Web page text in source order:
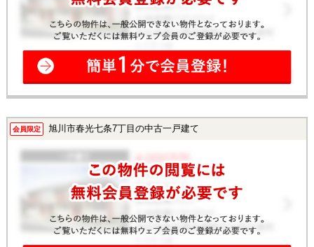
会員限定 旭川市春光七条7丁目の中古一戸建て